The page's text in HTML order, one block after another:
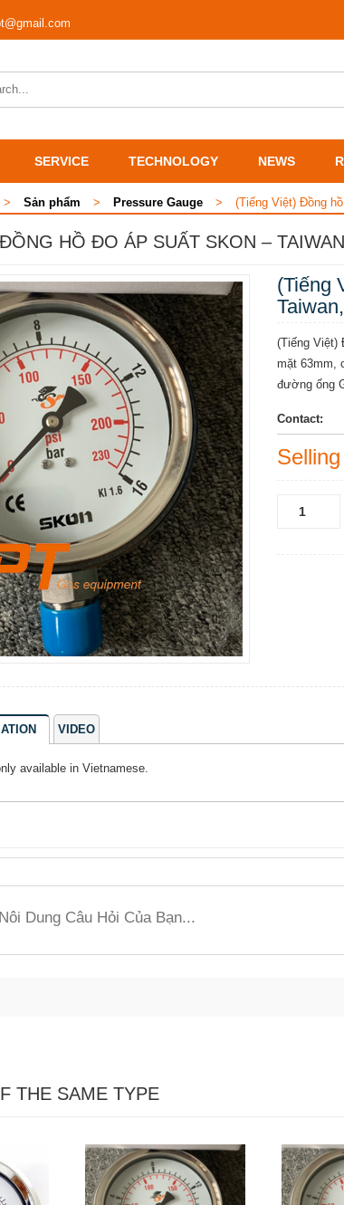
SERVICE TECHNOLOGY NEWS
> Sản phẩm > Pressure Gauge > (Tiếng Việt) Đồng
HỒ ĐO ÁP SUẤT SKON –
(Tiếng
(Tiếng Việt)
mặt 63mm,
đường ống
Contact:
VIDEO
available in Vietnamese.
THE SAME TYPE